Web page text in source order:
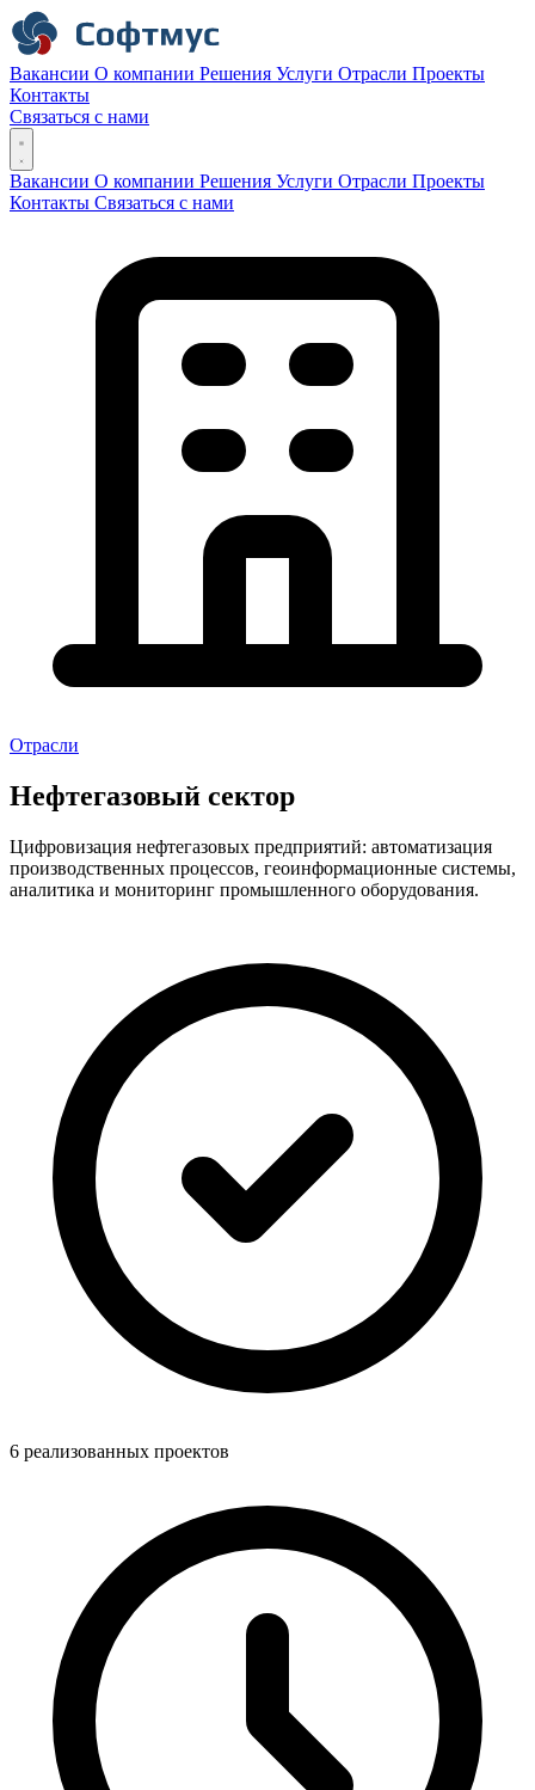
Вакансии О компании Решения Услуги Отрасли Проекты
Контакты
Связаться с нами
Вакансии О компании Решения Услуги Отрасли Проекты
Контакты Связаться с нами
Отрасли
Нефтегазовый сектор
Цифровизация нефтегазовых предприятий: автоматизация
производственных процессов, геоинформационные системы,
аналитика и мониторинг промышленного оборудования.
6 реализованных проектов